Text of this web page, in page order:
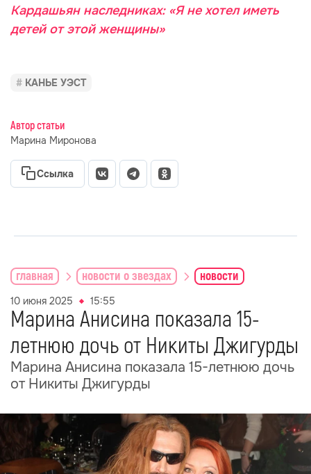
Кардашьян наследниках: «Я не хотел иметь
детей от этой женщины»
КАНЬЕ УЭСТ
Автор статьи
Марина Миронова
Ссылка
главная новости о звездах новости
10 июня 2025 15:55
Марина Анисина показала 15-
летнюю дочь от Никиты Джигурды
Марина Анисина показала 15-летнюю дочь
от Никиты Джигурды